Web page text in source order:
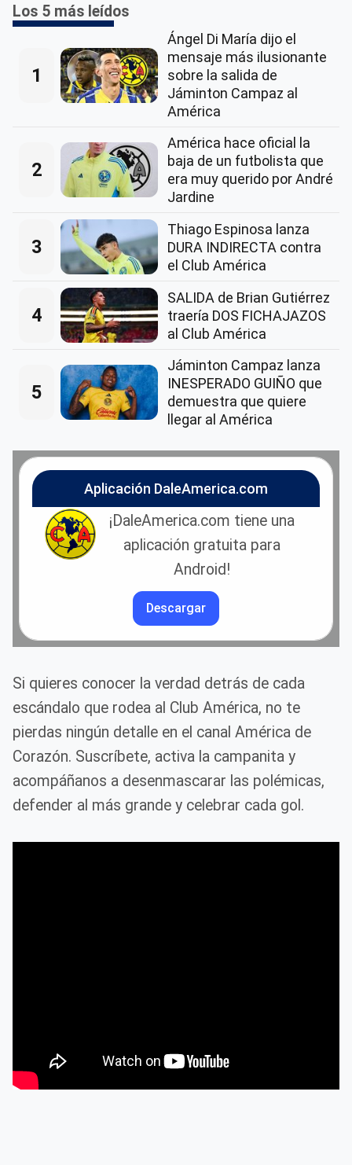
Los 5 más leídos
1
Ángel Di María dijo el
mensaje más ilusionante
sobre la salida de
Jáminton Campaz al
América
2
América hace oficial la
baja de un futbolista que
era muy querido por André
Jardine
3
Thiago Espinosa lanza
DURA INDIRECTA contra
el Club América
4
SALIDA de Brian Gutiérrez
traería DOS FICHAJAZOS
al Club América
5
Jáminton Campaz lanza
INESPERADO GUIÑO que
demuestra que quiere
llegar al América
Aplicación DaleAmerica.com
¡DaleAmerica.com tiene una
aplicación gratuita para
Android!
Descargar
Si quieres conocer la verdad detrás de cada
escándalo que rodea al Club América, no te
pierdas ningún detalle en el canal América de
Corazón. Suscríbete, activa la campanita y
acompáñanos a desenmascarar las polémicas,
defender al más grande y celebrar cada gol.